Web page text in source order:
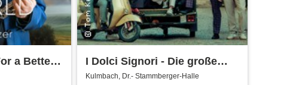
a Better
I Dolci Signori - Die große
Nacht der italienischen
Kulmbach, Dr.- Stammberger-Halle